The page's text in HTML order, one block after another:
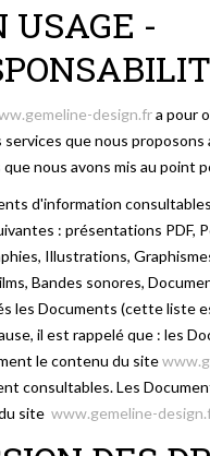
USAGE -
design.fra pour
services que nous proposons
nous avons mis au point
d'information
: présentations PDF,
Illustrations,
Bandes sonores,
les Documents (cette liste
il est rappelé que : les
le contenu du site
consultables. Les
site www.gemeline-